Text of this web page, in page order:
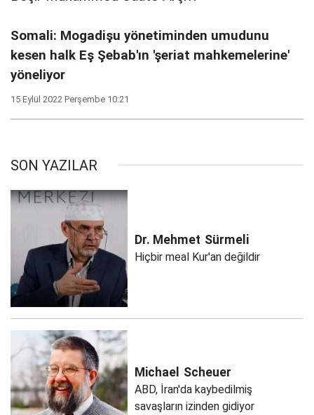
Somali: Mogadişu yönetiminden umudunu
kesen halk Eş Şebab'ın 'şeriat mahkemelerine'
yöneliyor
15 Eylül 2022 Perşembe 10:21
SON YAZILAR
Dr. Mehmet Sürmeli
Hiçbir meal Kur'an değildir
Michael Scheuer
ABD, İran'da kaybedilmiş
savaşların izinden gidiyor